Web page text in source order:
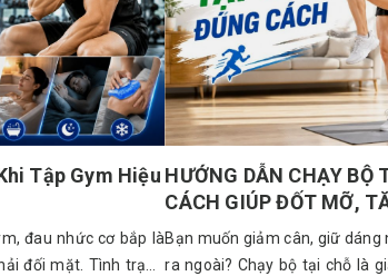
Tập Gym Hiệu
đau nhức cơ bắp là
đối mặt. Tình trạng
HƯỚNG DẪN CHẠY BỘ
CÁCH GIÚP ĐỐT MỠ,
Bạn muốn giảm cân, giữ
ra ngoài? Chạy bộ tại chỗ là